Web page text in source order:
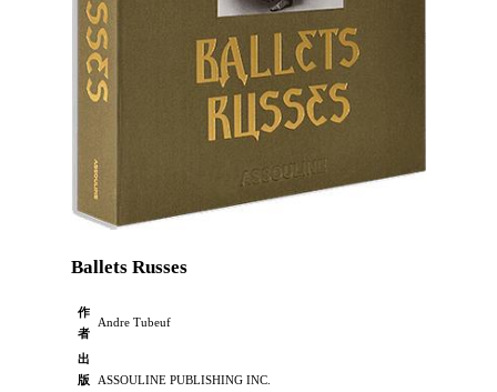
Ballets Russes
作
者
Andre Tubeuf
出
版
ASSOULINE PUBLISHING INC.